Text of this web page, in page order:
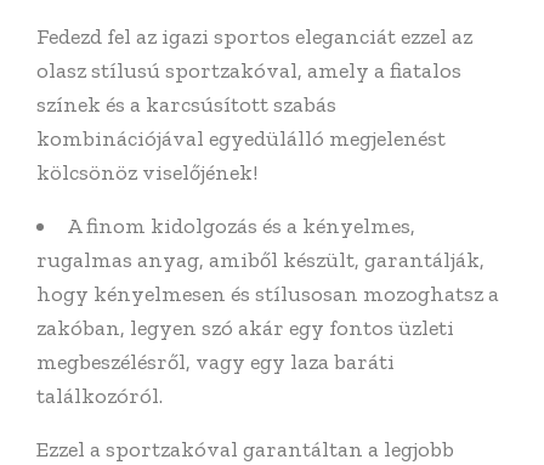
Fedezd fel az igazi sportos eleganciát ezzel az
olasz stílusú sportzakóval, amely a fiatalos
színek és a karcsúsított szabás
kombinációjával egyedülálló megjelenést
kölcsönöz viselőjének!
A finom kidolgozás és a kényelmes,
rugalmas anyag, amiből készült, garantálják,
hogy kényelmesen és stílusosan mozoghatsz a
zakóban, legyen szó akár egy fontos üzleti
megbeszélésről, vagy egy laza baráti
találkozóról.
Ezzel a sportzakóval garantáltan a legjobb